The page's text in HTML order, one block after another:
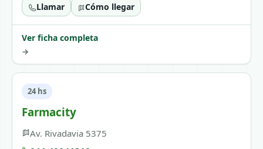
Llamar Cómo llegar
Ver ficha completa
→
24 hs
Farmacity
Av. Rivadavia 5375